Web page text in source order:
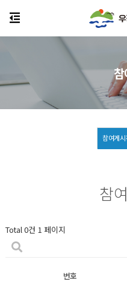
참여게
참
Total 0건 1 페이지
번호